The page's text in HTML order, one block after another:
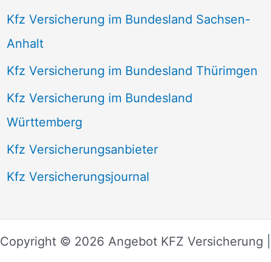
Kfz Versicherung im Bundesland Sachsen-
Anhalt
Kfz Versicherung im Bundesland Thürimgen
Kfz Versicherung im Bundesland
Württemberg
Kfz Versicherungsanbieter
Kfz Versicherungsjournal
Copyright © 2026 Angebot KFZ Versicherung |